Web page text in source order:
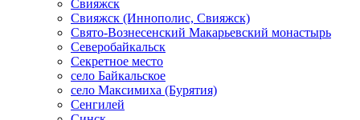
Свияжск
Свияжск (Иннополис, Свияжск)
Свято-Вознесенский Макарьевский монастырь
Северобайкальск
Секретное место
село Байкальское
село Максимиха (Бурятия)
Сенгилей